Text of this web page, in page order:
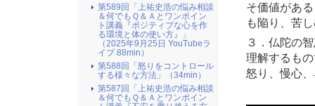
そ価値があ
も陥り、苦
３．仏陀の
理解するも
怒り、慢心
第589回「上祐史浩の悩み相談
＆何でもＱ＆Ａとワンポイン
ト講義『ポジティブな心を作
る環境と体の使い方』​」
（2025年9月25日 YouTubeラ
イブ 88min）
第588回「怒りをコントロール
する様々な方法」（34min）
第587回「上祐史浩の悩み相談
＆何でもＱ＆Ａとワンポイン